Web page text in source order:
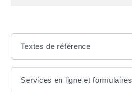
Textes de référence
Services en ligne et formulaires